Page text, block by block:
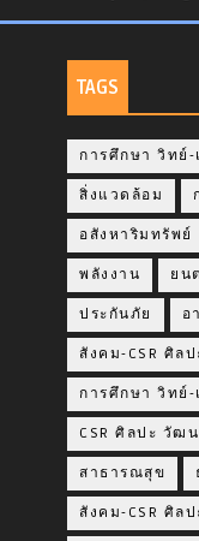
TAGS
การศึกษา วิทย์-
สิ่งแวดล้อม
อสังหาริมทรัพย์
พลังงาน ยน
ประกันภัย อ
สังคม-CSR ศิล
การศึกษา วิทย์-
CSR ศิลปะ วัฒ
สาธารณสุข
สังคม-CSR ศิล